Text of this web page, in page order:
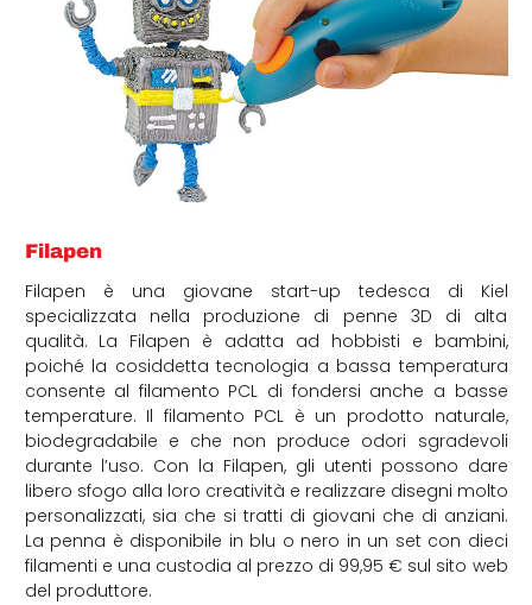
Filapen
Filapen è una giovane start-up tedesca di Kiel
specializzata nella produzione di penne 3D di alta
qualità. La Filapen è adatta ad hobbisti e bambini,
poiché la cosiddetta tecnologia a bassa temperatura
consente al filamento PCL di fondersi anche a basse
temperature. Il filamento PCL è un prodotto naturale,
biodegradabile e che non produce odori sgradevoli
durante l’uso. Con la Filapen, gli utenti possono dare
libero sfogo alla loro creatività e realizzare disegni molto
personalizzati, sia che si tratti di giovani che di anziani.
La penna è disponibile in blu o nero in un set con dieci
filamenti e una custodia al prezzo di 99,95 € sul sito web
del produttore.